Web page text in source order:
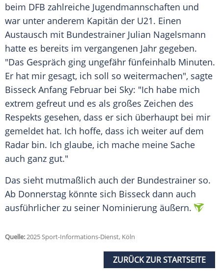
beim DFB zahlreiche Jugendmannschaften und
war unter anderem Kapitän der U21. Einen
Austausch mit Bundestrainer Julian Nagelsmann
hatte es bereits im vergangenen Jahr gegeben.
"Das Gespräch ging ungefähr fünfeinhalb Minuten.
Er hat mir gesagt, ich soll so weitermachen", sagte
Bisseck Anfang Februar bei Sky: "Ich habe mich
extrem gefreut und es als großes Zeichen des
Respekts gesehen, dass er sich überhaupt bei mir
gemeldet hat. Ich hoffe, dass ich weiter auf dem
Radar bin. Ich glaube, ich mache meine Sache
auch ganz gut."
Das sieht mutmaßlich auch der Bundestrainer so.
Ab Donnerstag könnte sich Bisseck dann auch
ausführlicher zu seiner Nominierung äußern.
Quelle:2025 Sport-Informations-Dienst, Köln
ZURÜCK ZUR STARTSEITE